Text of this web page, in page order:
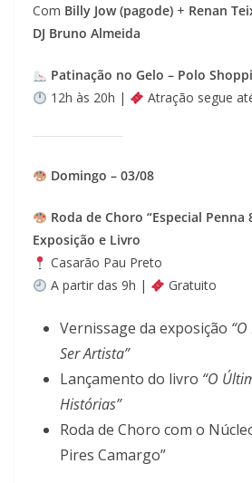
Com Billy Jow (pagode) + Renan
DJ Bruno Almeida
Patinação no Gelo – Polo
12h às 20h |
Atração segue
Domingo – 03/08
Roda de Choro “Especial Penna
Exposição e Livro
Casarão Pau Preto
A partir das 9h |
Gratuito
Vernissage da exposição
Ser Artista”
Lançamento do livro “O
Histórias”
Roda de Choro com o
Pires Camargo”